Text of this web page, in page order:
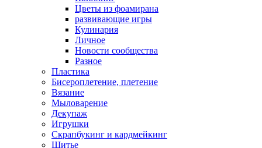
Цветы из фоамирана
развивающие игры
Кулинария
Личное
Новости сообщества
Разное
Пластика
Бисероплетение, плетение
Вязание
Мыловарение
Декупаж
Игрушки
Скрапбукинг и кардмейкинг
Шитье